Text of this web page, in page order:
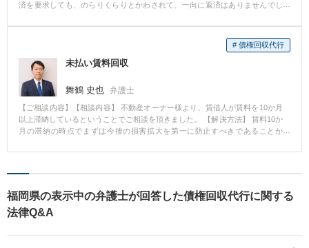
済を要求しても、のらりくらりとかわされて、一向に返済はありませんでし
に終了しました。諦めきれないご相談者は、私のところにご相談に来られま
した。 【相談後】 私は、すぐに相手方に電話をかけ、ご相談者から借りた
６００万円を返してほしいことを要求しました。この相手方は、私の要求を
聞いてくれ、６００万円を一括で返済するのは無理だが、毎月１０万円なら
返済できるとのことでした。そこで、毎月１０万円を分割で返済をするこ
と、２回以上遅れた場合には期限の利益を喪失して一括払いとなること、な
どを内容とする示談書を締結しました。その後、毎月遅れることなく相手方
より１０万円を弁護士の預かり金口座に返金してもらい、結果的に６００万
円全額を回収することができました。ご相談者は大変に喜んでおられまし
た。 この事例では、すんなりと交渉がうまくいきました。弁護士は、ただ
# 債権回収代行
未払い賃料回収
舞鶴 史也 弁護士
【ご相談内容】【相談内容】 不動産オーナー様より、賃借人が賃料を10か月
以上滞納しているということでご相談を頂きました。 【解決方法】 賃料10か
月の滞納の時点でまずは今後の損害拡大を第一に防止すべきであることか
提起しました。 裁判で明け渡しを実現しつつ、財産調査も行い、銀行口座か
も借金をしている可能性があり、交渉を続けても滞納賃料が増え続けるだけ
になってしまう可能性が高いです。 そのため、賃貸借契約の解除と未払い賃
料回収を同時並行で行うことが最善策となります。
福岡県の表示中の弁護士が回答した債権回収代行に関する
法律Q&A